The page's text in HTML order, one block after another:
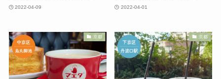
2022-04-09 2022-04-01
京都 京都